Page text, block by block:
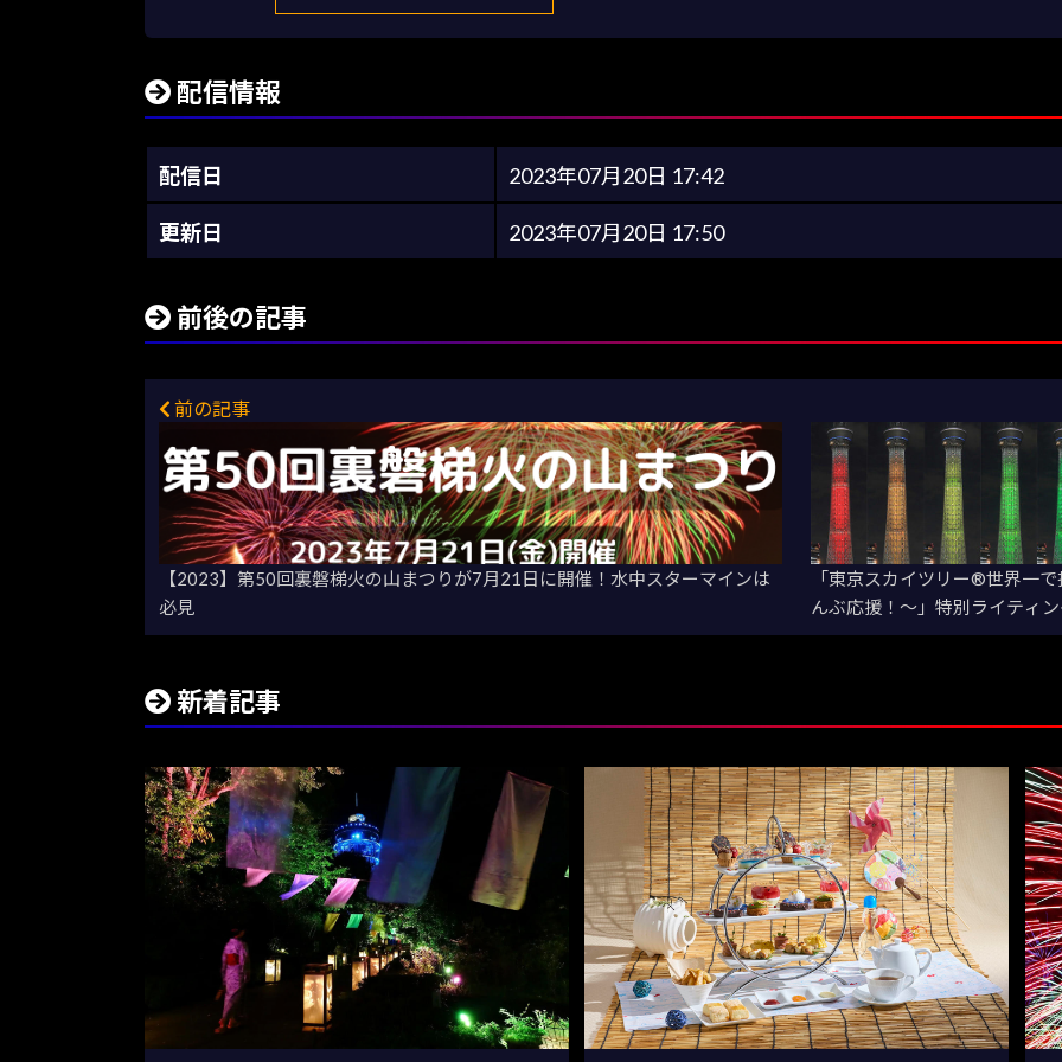
配信情報
配信日 2023年07月20日 17:42
更新日 2023年07月20日 17:50
前後の記事
前の記事
【2023】第50回裏磐梯火の山まつりが7月21日に開催！水中スターマインは
必見
「東京スカイツリー®世界一
んぶ応援！～」特別ライティ
新着記事